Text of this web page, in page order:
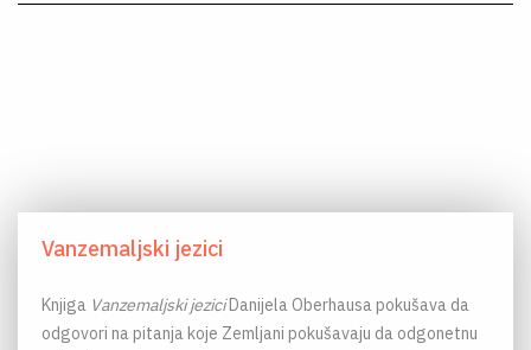
Vanzemaljski jezici
Knjiga Vanzemaljski jeziciDanijela Oberhausa pokušava da
odgovori na pitanja koje Zemljani pokušavaju da odgonetnu